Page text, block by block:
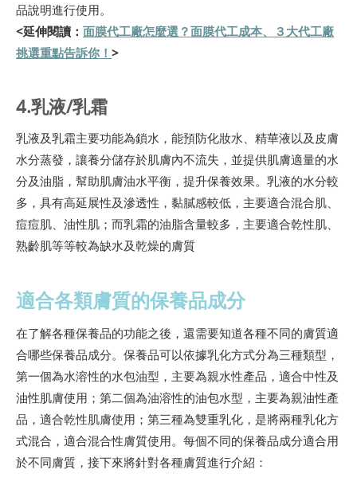
品說明進行使用。
<延伸閱讀： 面膜代工廠怎麼選？面膜代工成本、３大代工廠
挑選重點告訴你！ >
4.乳液/乳霜
乳液及乳霜主要功能為鎖水，能預防化妝水、精華液以及皮膚
水分蒸發，讓養分儲存於肌膚內不流失，並提供肌膚適量的水
分及油脂，幫助肌膚油水平衡，提升保養效果。乳液的水分較
多，具有高延展性及滲透性，黏膩感較低，主要適合混合肌、
痘痘肌、油性肌；而乳霜的油脂含量較多，主要適合乾性肌、
熟齡肌等等較為缺水及乾燥的膚質
適合各類膚質的保養品成分
在了解各種保養品的功能之後，還需要知道各種不同的膚質適
合哪些保養品成分。保養品可以依據乳化方式分為三種類型，
第一個為水溶性的水包油型，主要為親水性產品，適合中性及
油性肌膚使用；第二個為油溶性的油包水型，主要為親油性產
品，適合乾性肌膚使用；第三種為雙重乳化，是將兩種乳化方
式混合，適合混合性膚質使用。每個不同的保養品成分適合用
於不同膚質，接下來將針對各種膚質進行介紹：